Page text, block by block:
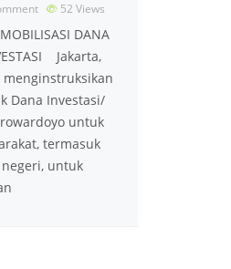
52 Views
DANA
Jakarta,
menginstruksikan
Dana Investasi/
untuk
termasuk
untuk